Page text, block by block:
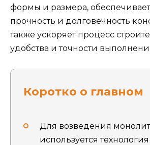
формы и размера,
прочность и долговечность
также ускоряет процесс
удобства и точности
Коротко о главном
Для возведения
используется